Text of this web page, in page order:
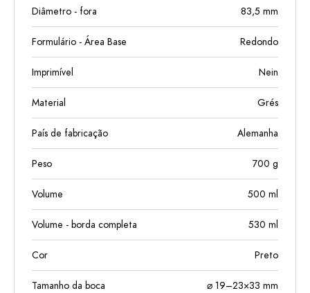
Diâmetro - fora 83,5 mm
Formulário - Área Base Redondo
Imprimível Nein
Material Grés
País de fabricação Alemanha
Peso 700 g
Volume 500 ml
Volume - borda completa 530 ml
Cor Preto
Tamanho da boca ⌀ 19–23×33 mm